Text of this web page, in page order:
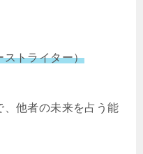
ストライター）
、他者の未来を占う能